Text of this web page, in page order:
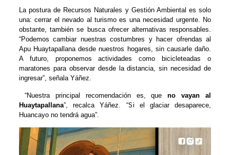
La postura de Recursos Naturales y Gestión Ambiental es solo
una: cerrar el nevado al turismo es una necesidad urgente. No
obstante, también se busca ofrecer alternativas responsables.
“Podemos cambiar nuestras costumbres y hacer ofrendas al
Apu Huaytapallana desde nuestros hogares, sin causarle daño.
A futuro, proponemos actividades como bicicleteadas o
maratones para observar desde la distancia, sin necesidad de
ingresar”, señala Yáñez.
“Nuestra principal recomendación es, queno vayan al
Huaytapallana”, recalca Yáñez. “Si el glaciar desaparece,
Huancayo no tendrá agua”.